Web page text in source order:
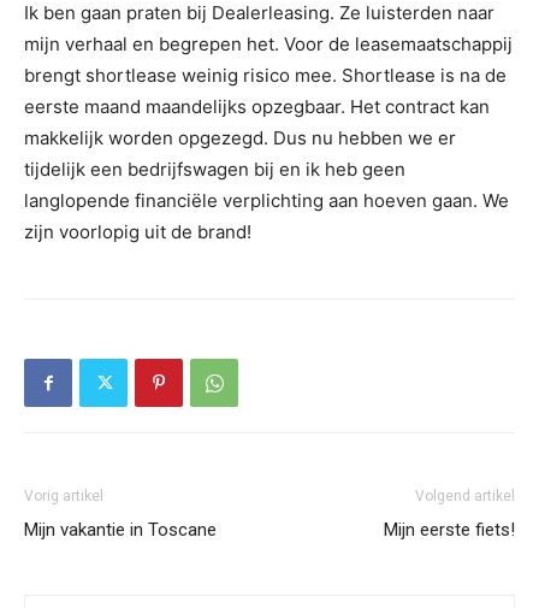
Ik ben gaan praten bij Dealerleasing. Ze luisterden naar
mijn verhaal en begrepen het. Voor de leasemaatschappij
brengt shortlease weinig risico mee. Shortlease is na de
eerste maand maandelijks opzegbaar. Het contract kan
makkelijk worden opgezegd. Dus nu hebben we er
tijdelijk een bedrijfswagen bij en ik heb geen
langlopende financiële verplichting aan hoeven gaan. We
zijn voorlopig uit de brand!
Vorig artikel
Mijn vakantie in Toscane
Volgend artikel
Mijn eerste fiets!